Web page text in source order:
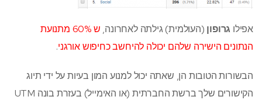
אפילו גרופון (העולמית) גילתה לאחרונה,
ש 60% מתנועת
הנתונים הישירה שלהם יכולה להיחשב כחיפוש אורגני.
הבשורות הטובות הן, שאתה יכול למנוע המון בעיות על ידי תיוג
הקישורים שלך ברשת החברתית (או האימייל) בעזרת בונה UTM